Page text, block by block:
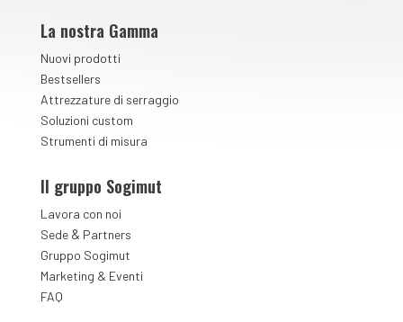
La nostra Gamma
Nuovi prodotti
Bestsellers
Attrezzature di serraggio
Soluzioni custom
Strumenti di misura
Il gruppo Sogimut
Lavora con noi
Sede& Partners
Gruppo Sogimut
Marketing & Eventi
FAQ